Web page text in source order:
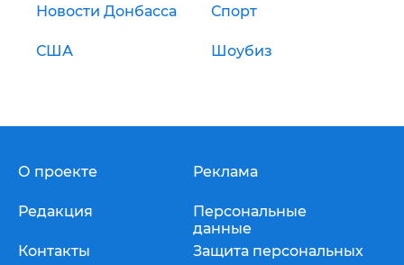
Новости Донбасса Спорт
США Шоубиз
О проекте
Редакция
Контакты
Реклама
Персональные
данные
Защита персональных